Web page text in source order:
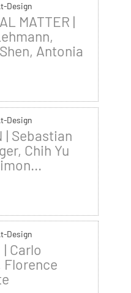
Design
MATTER |
Antonia
Design
| Sebastian
Chih Yu
Design
| Carlo
Florence